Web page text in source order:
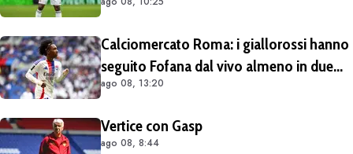
Endrick in prestito con diritto di riscatto.
Calciomercato Roma: i giallorossi hanno
seguito Fofana dal vivo almeno in due
occasioni. Costa 40/45 milioni
ago 08, 13:20
Vertice con Gasp
ago 08, 8:44